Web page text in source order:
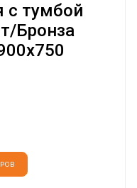
с тумбой
Бронза